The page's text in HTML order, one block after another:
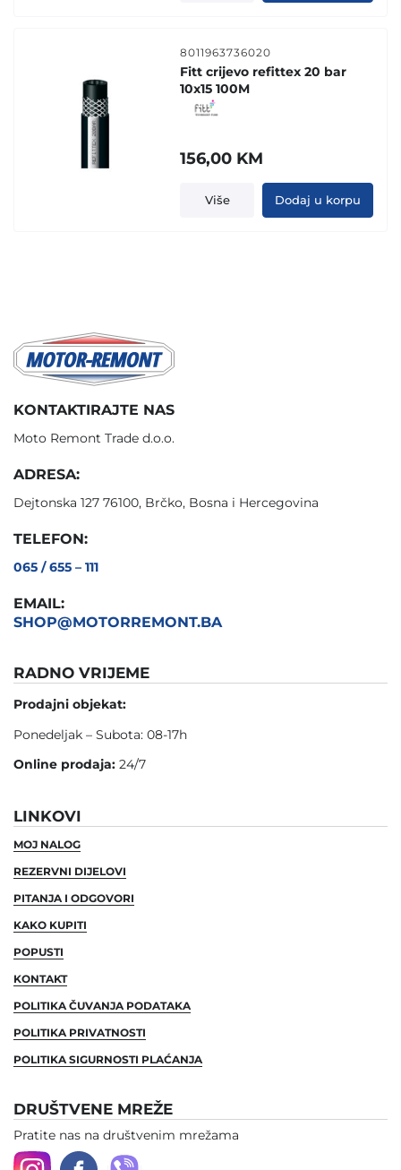
8011963736020
Fitt crijevo refittex 20 bar
10x15 100M
156,00 KM
Više Dodaj u korpu
KONTAKTIRAJTE NAS
Moto Remont Trade d.o.o.
ADRESA:
Dejtonska 127 76100, Brčko, Bosna i Hercegovina
TELEFON:
065 / 655 – 111
EMAIL:
SHOP@MOTORREMONT.BA
RADNO VRIJEME
Prodajni objekat:
Ponedeljak – Subota: 08-17h
Online prodaja: 24/7
LINKOVI
MOJ NALOG
REZERVNI DIJELOVI
PITANJA I ODGOVORI
KAKO KUPITI
POPUSTI
KONTAKT
POLITIKA ČUVANJA PODATAKA
POLITIKA PRIVATNOSTI
POLITIKA SIGURNOSTI PLAĆANJA
DRUŠTVENE MREŽE
Pratite nas na društvenim mrežama